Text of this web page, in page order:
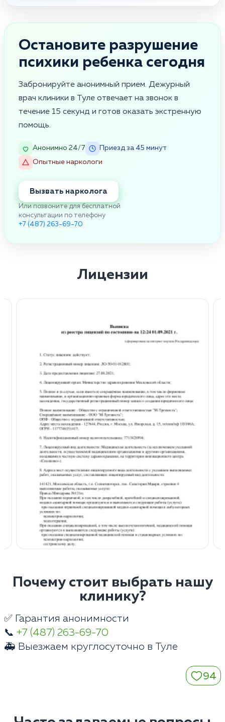
Остановите разрушение
психики ребенка сегодня
Забронируйте анонимный прием. Дежурный
врач клиники в Туле отвечает на звонок в
течение 15 секунд и готов оказать экстренную
помощь.
Анонимно 24/7
Приезд за 45 минут
Опытные наркологи
Вызвать нарколога
Или позвоните для бесплатной
консультации по телефону
+7 (487) 263-69-70
Лицензии
Почему стоит выбрать нашу
клинику?
✅ Гарантия анонимности
📞 +7 (487) 263-69-70
🚑 Выезжаем круглосуточно в Туле
94